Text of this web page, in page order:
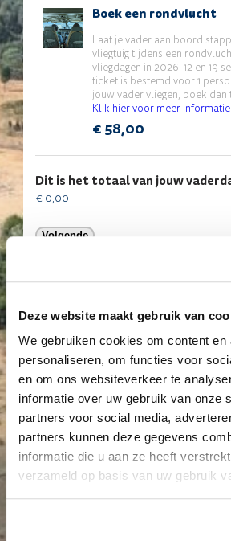
Deze website maakt gebruik van
We gebruiken cookies om content en
personaliseren, om functies voor
en om ons websiteverkeer te
informatie over uw gebruik van onze
partners voor social media,
partners kunnen deze gegevens
informatie die u aan ze heeft
verzameld op basis van uw gebruik
Boek
een
rondvlucht
Boek een rondvlucht
€ 58,00
Laat je vader aan boord
vliegtuig tijdens een
vliegdagen in 2026: 12 en 19
ticket is bestemd voor 1
jouw vader vliegen, boek dan
Klik hier voor meer
Dit is het totaal van jouw